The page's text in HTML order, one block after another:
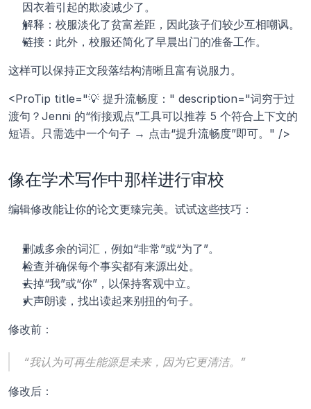
因衣着引起的欺凌减少了。
解释：校服淡化了贫富差距，因此孩子们较少互相嘲讽。
链接：此外，校服还简化了早晨出门的准备工作。
这样可以保持正文段落结构清晰且富有说服力。
<ProTip title="💡 提升流畅度：" description="词穷于过
渡句？Jenni 的“衔接观点”工具可以推荐 5 个符合上下文的
短语。只需选中一个句子 → 点击“提升流畅度”即可。" />
像在学术写作中那样进行审校
编辑修改能让你的论文更臻完美。试试这些技巧：
删减多余的词汇，例如“非常”或“为了”。
检查并确保每个事实都有来源出处。
去掉“我”或“你”，以保持客观中立。
大声朗读，找出读起来别扭的句子。
修改前：
“我认为可再生能源是未来，因为它更清洁。”
修改后：